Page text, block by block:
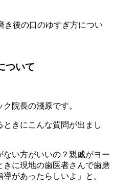
き後の口のゆすぎ方につい
ついて
院長の淺原です。
きにこんな質問が出まし
ない方がいいの？親戚がヨー
きに現地の歯医者さんで歯磨
があったらしいよ」と。